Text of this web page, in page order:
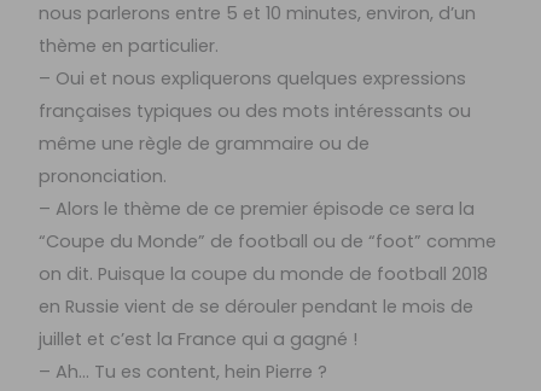
nous parlerons entre 5 et 10 minutes, environ, d’un
thème en particulier.
– Oui et nous expliquerons quelques expressions
françaises typiques ou des mots intéressants ou
même une règle de grammaire ou de
prononciation.
– Alors le thème de ce premier épisode ce sera la
“Coupe du Monde” de football ou de “foot” comme
on dit. Puisque la coupe du monde de football 2018
en Russie vient de se dérouler pendant le mois de
juillet et c’est la France qui a gagné !
– Ah… Tu es content, hein Pierre ?